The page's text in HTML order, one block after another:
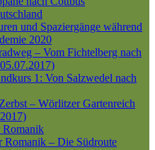
und Spaziergänge während
2020
– Vom Fichtelberg nach
1: Von Salzwedel nach
– Wörlitzer Gartenreich
Romanik
Romanik – Die Südroute